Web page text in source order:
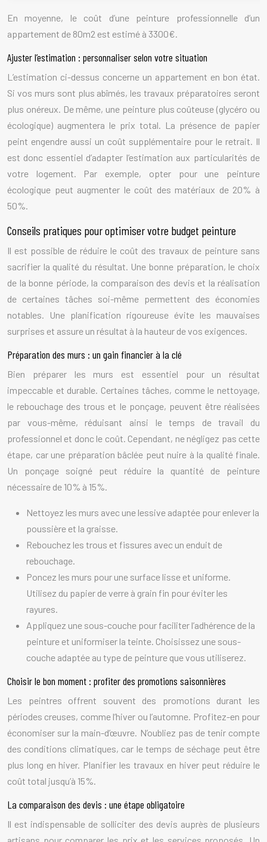
En moyenne, le coût d’une peinture professionnelle d’un
appartement de 80m2 est estimé à 3300€.
Ajuster l’estimation : personnaliser selon votre situation
L’estimation ci-dessus concerne un appartement en bon état.
Si vos murs sont plus abîmés, les travaux préparatoires seront
plus onéreux. De même, une peinture plus coûteuse (glycéro ou
écologique) augmentera le prix total. La présence de papier
peint engendre aussi un coût supplémentaire pour le retrait. Il
est donc essentiel d’adapter l’estimation aux particularités de
votre logement. Par exemple, opter pour une peinture
écologique peut augmenter le coût des matériaux de 20% à
50%.
Conseils pratiques pour optimiser votre budget peinture
Il est possible de réduire le coût des travaux de peinture sans
sacrifier la qualité du résultat. Une bonne préparation, le choix
de la bonne période, la comparaison des devis et la réalisation
de certaines tâches soi-même permettent des économies
notables. Une planification rigoureuse évite les mauvaises
surprises et assure un résultat à la hauteur de vos exigences.
Préparation des murs : un gain financier à la clé
Bien préparer les murs est essentiel pour un résultat
impeccable et durable. Certaines tâches, comme le nettoyage,
le rebouchage des trous et le ponçage, peuvent être réalisées
par vous-même, réduisant ainsi le temps de travail du
professionnel et donc le coût. Cependant, ne négligez pas cette
étape, car une préparation bâclée peut nuire à la qualité finale.
Un ponçage soigné peut réduire la quantité de peinture
nécessaire de 10% à 15%.
Nettoyez les murs avec une lessive adaptée pour enlever la
poussière et la graisse.
Rebouchez les trous et fissures avec un enduit de
rebouchage.
Poncez les murs pour une surface lisse et uniforme.
Utilisez du papier de verre à grain fin pour éviter les
rayures.
Appliquez une sous-couche pour faciliter l’adhérence de la
peinture et uniformiser la teinte. Choisissez une sous-
couche adaptée au type de peinture que vous utiliserez.
Choisir le bon moment : profiter des promotions saisonnières
Les peintres offrent souvent des promotions durant les
périodes creuses, comme l’hiver ou l’automne. Profitez-en pour
économiser sur la main-d’œuvre. N’oubliez pas de tenir compte
des conditions climatiques, car le temps de séchage peut être
plus long en hiver. Planifier les travaux en hiver peut réduire le
coût total jusqu’à 15%.
La comparaison des devis : une étape obligatoire
Il est indispensable de solliciter des devis auprès de plusieurs
artisans pour comparer les prix et les services proposés. Un